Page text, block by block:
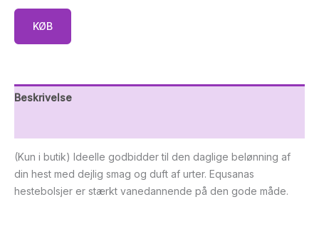
KØB
Beskrivelse
(Kun i butik) Ideelle godbidder til den daglige belønning af
din hest med dejlig smag og duft af urter. Equsanas
hestebolsjer er stærkt vanedannende på den gode måde.